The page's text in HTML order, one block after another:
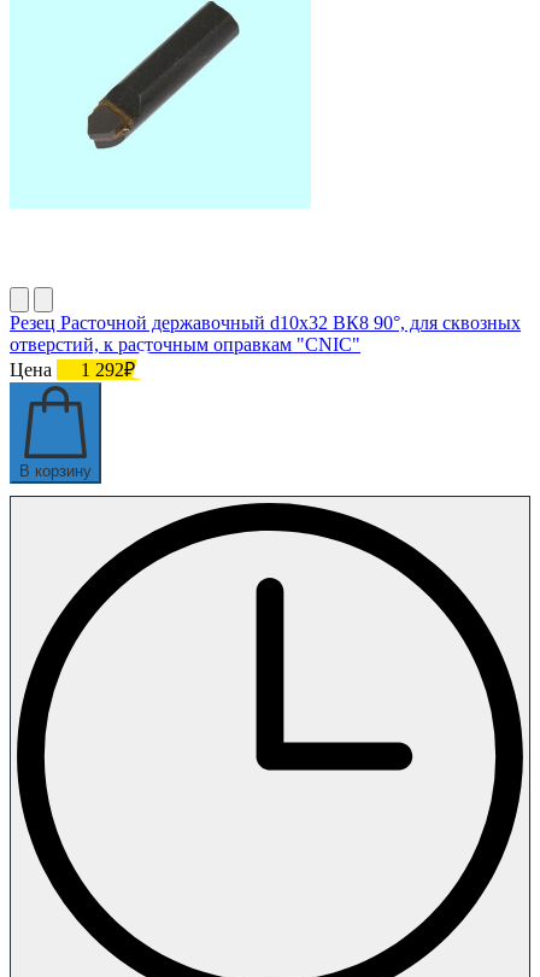
Резец Расточной державочный d10х32 ВК8 90°, для сквозных
отверстий, к расточным оправкам "CNIC"
Цена
1 292₽
В корзину